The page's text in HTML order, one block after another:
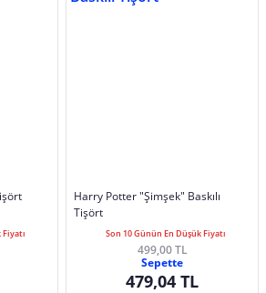
Harry Potter "Şimşek" Baskılı
Tişört
Son 10 Günün En Düşük Fiyatı
499,00 TL
Sepette
479,04 TL